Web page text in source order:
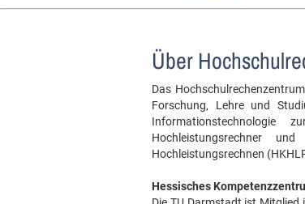
Über
Das
Forschung, Lehre und
Informationstechnologie
Hochleistungsrechner
Hochleistungsrechnen
Hessisches